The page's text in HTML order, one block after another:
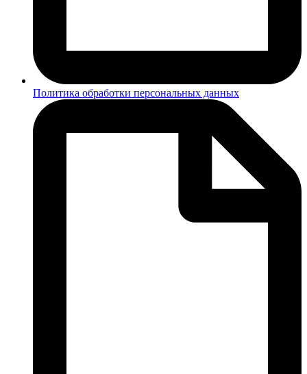
Политика обработки персональных данных